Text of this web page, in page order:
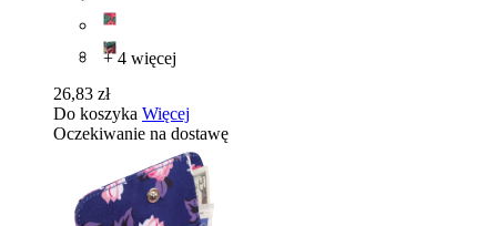
+ 4 więcej
26,83 zł
Do koszyka Więcej
Oczekiwanie na dostawę